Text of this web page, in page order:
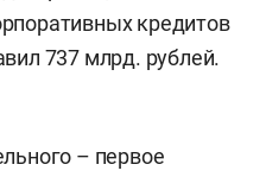
кредитов
737 млрд. рублей.
– первое